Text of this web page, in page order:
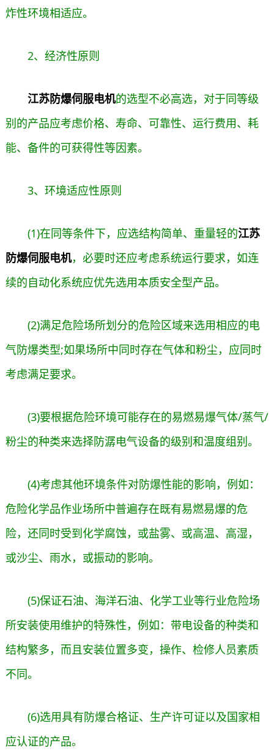
炸性环境相适应。
2、经济性原则
江苏防爆伺服电机的选型不必高选，对于同等级
别的产品应考虑价格、寿命、可靠性、运行费用、耗
能、备件的可获得性等因素。
3、环境适应性原则
(1)在同等条件下，应选结构简单、重量轻的江苏
防爆伺服电机，必要时还应考虑系统运行要求，如连
续的自动化系统应优先选用本质安全型产品。
(2)满足危险场所划分的危险区域来选用相应的电
气防爆类型;如果场所中同时存在气体和粉尘，应同时
考虑满足要求。
(3)要根据危险环境可能存在的易燃易爆气体/蒸气/
粉尘的种类来选择防潺电气设备的级别和温度组别。
(4)考虑其他环境条件对防爆性能的影响，例如：
危险化学品作业场所中普遍存在既有易燃易爆的危
险，还同时受到化学腐蚀，或盐雾、或高温、高湿，
或沙尘、雨水，或振动的影响。
(5)保证石油、海洋石油、化学工业等行业危险场
所安装使用维护的特殊性，例如：带电设备的种类和
结构繁多，而且安装位置多变，操作、检修人员素质
不同。
(6)选用具有防爆合格证、生产许可证以及国家相
应认证的产品。